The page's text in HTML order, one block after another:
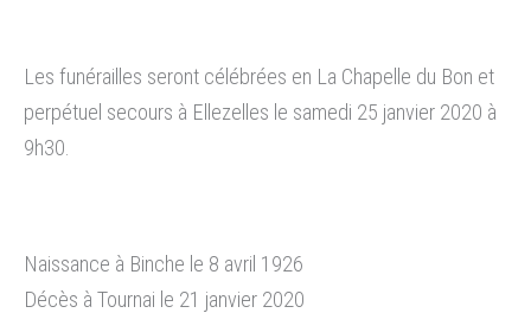
Les funérailles seront célébrées en La Chapelle du Bon et
perpétuel secours à Ellezelles le samedi 25 janvier 2020 à
9h30.
Naissance à Binche le 8 avril 1926
Décès à Tournai le 21 janvier 2020